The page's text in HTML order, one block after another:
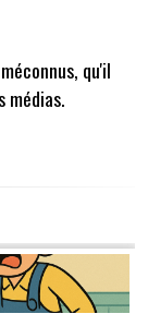
qu'il
médias.